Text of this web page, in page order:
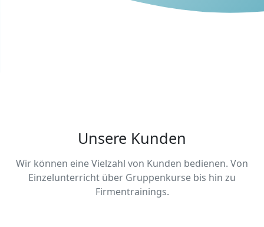
Wir können eine Vielzahl von Kunden bedienen. Von
Einzelunterricht über Gruppenkurse bis hin zu
Firmentrainings.